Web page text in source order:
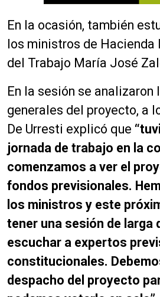
En la ocasión, también
los ministros de Hacienda
del Trabajo María José
En la sesión se analizaron
generales del proyecto, a
De Urresti explicó que
jornada de trabajo en la
comenzamos a ver el
fondos previsionales.
los ministros y este
tener una sesión de larga
escuchar a expertos
constitucionales.
despacho del proyecto